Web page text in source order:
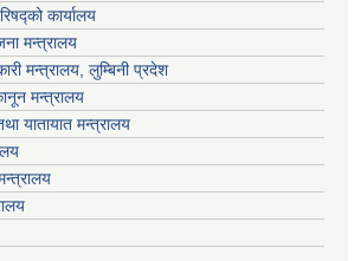
कार्यालय
मन्त्रालय
मन्त्रालय, लुम्बिनी प्रदेश
मन्त्रालय
यातायात मन्त्रालय